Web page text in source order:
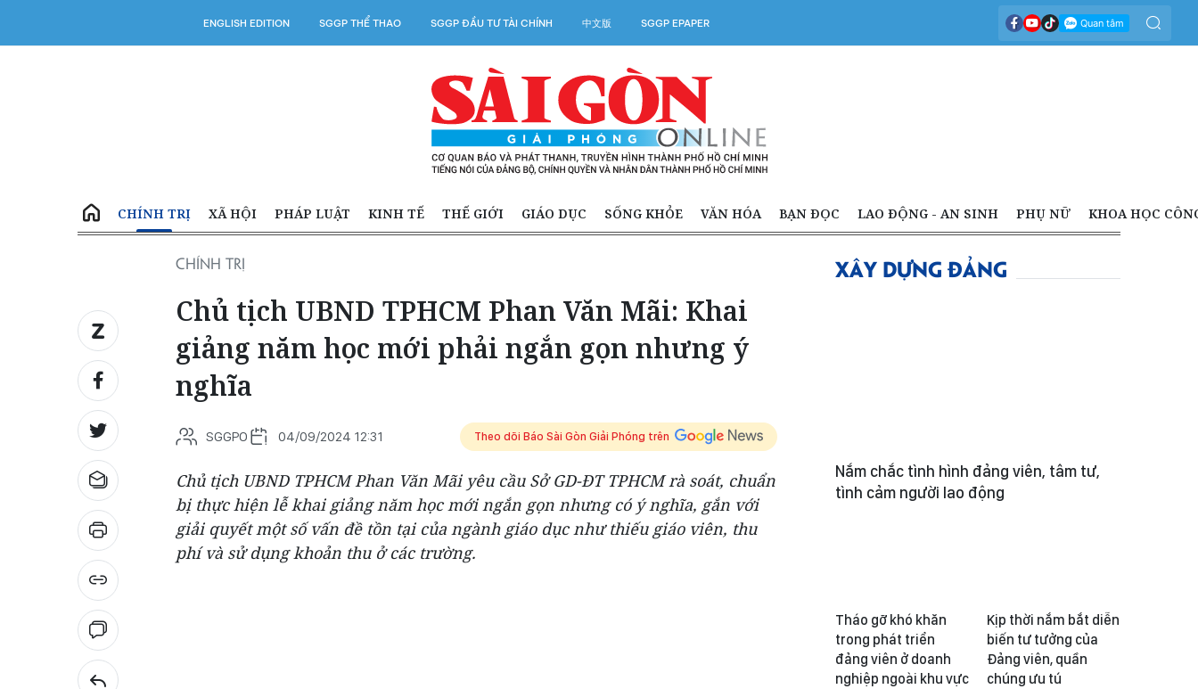
ENGLISH EDITION SGGP THỂ THAO SGGP ĐẦU TƯ TÀI CHÍNH 中文版 SGGP EPAPER
CHÍNH TRỊ XÃ HỘI PHÁP LUẬT KINH TẾ THẾ GIỚI GIÁO DỤC SỐNG KHỎE VĂN HÓA BẠN ĐỌC LAO ĐỘNG - AN SINH PHỤ NỮ KHOA HỌC
CHÍNH TRỊ
Chủ tịch UBND TPHCM Phan Văn Mãi: Khai
giảng năm học mới phải ngắn gọn nhưng ý
nghĩa
SGGPO 04/09/2024 12:31 Theo dõi Báo Sài Gòn Giải Phóng trên
Chủ tịch UBND TPHCM Phan Văn Mãi yêu cầu Sở GD-ĐT TPHCM rà soát, chuẩn
bị thực hiện lễ khai giảng năm học mới ngắn gọn nhưng có ý nghĩa, gắn với
giải quyết một số vấn đề tồn tại của ngành giáo dục như thiếu giáo viên, thu
phí và sử dụng khoản thu ở các trường.
XÂY DỰNG ĐẢNG
Nắm chắc tình hình đảng viên, tâm tư,
tình cảm người lao động
Tháo gỡ khó khăn
trong phát triển
đảng viên ở doanh
nghiệp ngoài khu vực
Kịp thời nắm bắt diễn
biến tư tưởng của
Đảng viên, quần
chúng ưu tú